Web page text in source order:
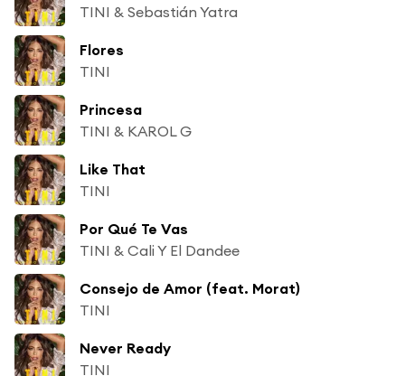
TINI & Sebastián Yatra
Flores
TINI
Princesa
TINI & KAROL G
Like That
TINI
Por Qué Te Vas
TINI & Cali Y El Dandee
Consejo de Amor (feat. Morat)
TINI
Never Ready
TINI